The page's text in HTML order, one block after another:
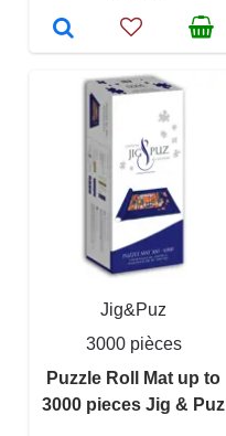
Jig&Puz
3000 pièces
Puzzle Roll Mat up to
3000 pieces Jig & Puz